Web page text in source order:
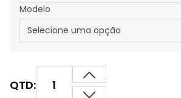
QTD:
Modelo